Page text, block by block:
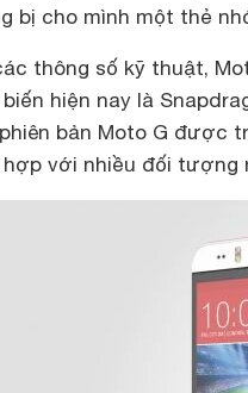
bị cho mình một thẻ
thông số kỹ thuật,
hiện nay là
bản Moto G được
hợp với nhiều đối tượng